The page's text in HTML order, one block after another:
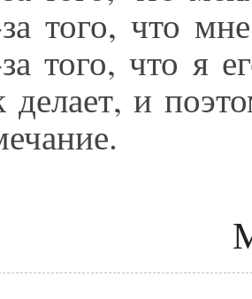
того, что
того, что я
делает, и